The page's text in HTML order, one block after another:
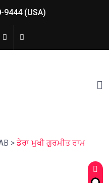
9444 (USA)
> ਡੇਰਾ ਮੁਖੀ ਗੁਰਮੀਤ ਰਾਮ